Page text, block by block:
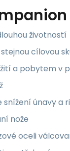
životností
cílovou
a pobytem v
únavy a
nože
oceli